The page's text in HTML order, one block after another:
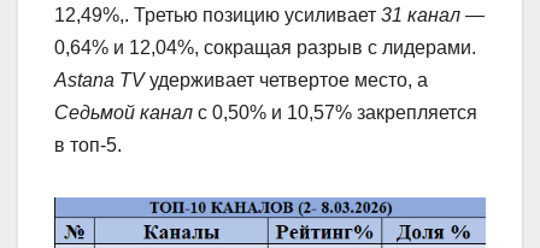
12,49%,. Третью позицию усиливает 31 канал —
0,64% и 12,04%, сокращая разрыв с лидерами.
Astana TVудерживает четвертое место, а
Седьмой канал с 0,50% и 10,57% закрепляется
в топ-5.